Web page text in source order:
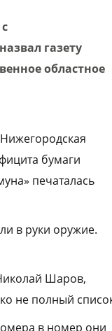
газету
областное
бумаги
печаталась
в руки оружие.
Шаров,
не полный
в номер они